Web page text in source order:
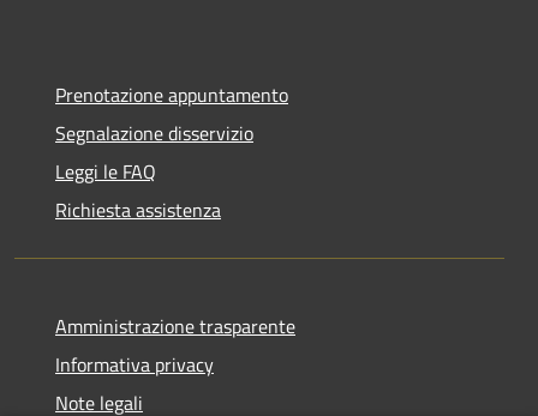
Prenotazione appuntamento
Segnalazione disservizio
Leggi le FAQ
Richiesta assistenza
Amministrazione trasparente
Informativa privacy
Note legali